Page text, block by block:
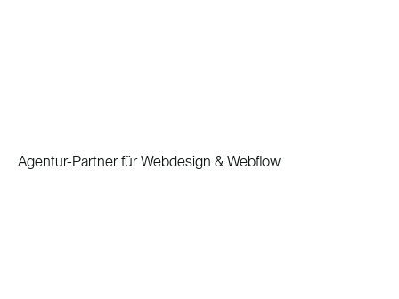
Agentur-Partner für Webdesign & Webflow